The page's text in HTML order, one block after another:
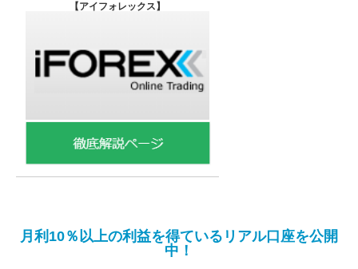
【アイフォレックス】
月利10％以上の利益を得ているリアル口座を公開
中！